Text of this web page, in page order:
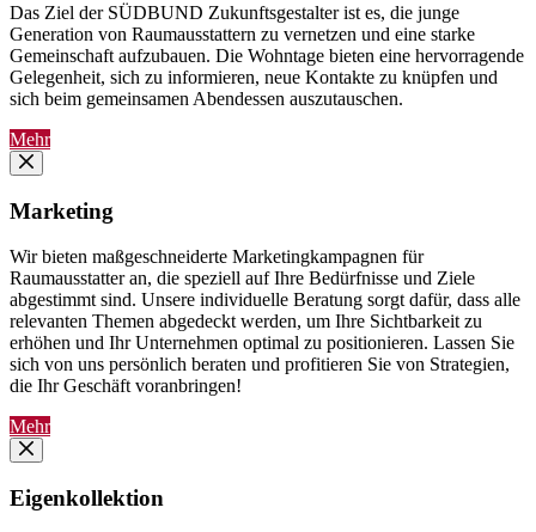
Das Ziel der SÜDBUND Zukunftsgestalter ist es, die junge
Generation von Raumausstattern zu vernetzen und eine starke
Gemeinschaft aufzubauen. Die Wohntage bieten eine hervorragende
Gelegenheit, sich zu informieren, neue Kontakte zu knüpfen und
sich beim gemeinsamen Abendessen auszutauschen.
Mehr
Marketing
Wir bieten maßgeschneiderte Marketingkampagnen für
Raumausstatter an, die speziell auf Ihre Bedürfnisse und Ziele
abgestimmt sind. Unsere individuelle Beratung sorgt dafür, dass alle
relevanten Themen abgedeckt werden, um Ihre Sichtbarkeit zu
erhöhen und Ihr Unternehmen optimal zu positionieren. Lassen Sie
sich von uns persönlich beraten und profitieren Sie von Strategien,
die Ihr Geschäft voranbringen!
Mehr
Eigenkollektion